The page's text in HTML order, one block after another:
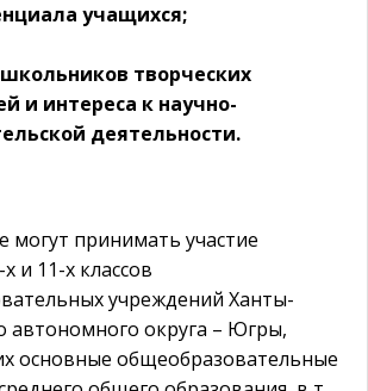
учащихся;
творческих
и интереса к научно-
деятельности.
могут принимать участие
и 11-х классов
учреждений Ханты-
автономного округа – Югры,
основные общеобразовательные